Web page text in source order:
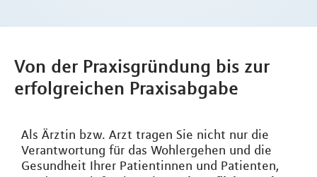
Von der Praxisgründung bis zur
erfolgreichen Praxisabgabe
Als Ärztin bzw. Arzt tragen Sie nicht nur die
Verantwortung für das Wohlergehen und die
Gesundheit Ihrer Patientinnen und Patienten,